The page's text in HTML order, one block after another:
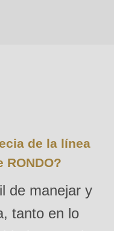
de la línea
RONDO?
de manejar y
tanto en lo